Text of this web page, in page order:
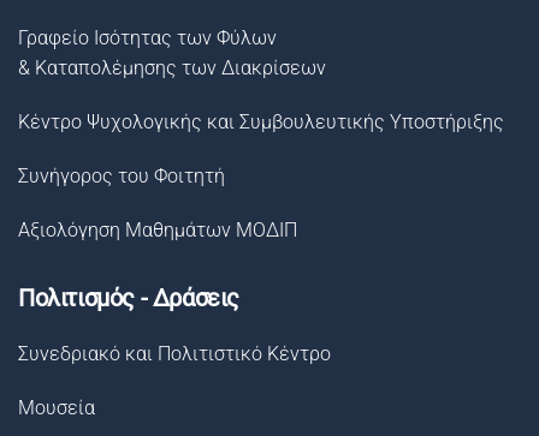
Γραφείο Ισότητας των Φύλων
& Καταπολέμησης των Διακρίσεων
Κέντρο Ψυχολογικής και Συμβουλευτικής Υποστήριξης
Συνήγορος του Φοιτητή
Αξιολόγηση Μαθημάτων ΜΟΔΙΠ
Πολιτισμός - Δράσεις
Συνεδριακό και Πολιτιστικό Κέντρο
Μουσεία